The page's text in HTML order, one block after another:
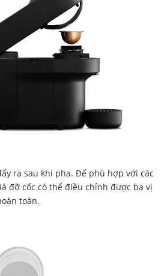
ra sau khi pha. Để phù hợp với các
đỡ cốc có thể điều chỉnh được ba vị
toàn.